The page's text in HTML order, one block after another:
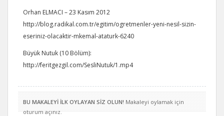
Orhan ELMACI – 23 Kasım 2012
http://blog.radikal.com.tr/egitim/ogretmenler-yeni-nesil-sizin-
eseriniz-olacaktir-mkemal-ataturk-6240
Büyük Nutuk (10 Bölüm):
http://feritgezgil.com/SesliNutuk/1.mp4
BU MAKALEYİ İLK OYLAYAN SİZ OLUN! Makaleyi oylamak için
oturum açınız.